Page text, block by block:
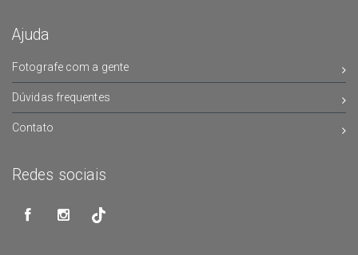
Ajuda
Fotografe com a gente
Dúvidas frequentes
Contato
Redes sociais